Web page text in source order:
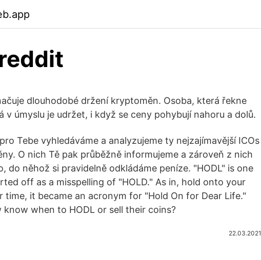
dlouhodobé držení kryptoměn. Osoba, která řekne
v úmyslu je udržet, i když se ceny pohybují nahoru a dolů.
Tebe vyhledáváme a analyzujeme ty nejzajímavější ICOs
O nich Tě pak průběžně informujeme a zároveň z nich
do něhož si pravidelně odkládáme peníze. "HODL" is one
off as a misspelling of "HOLD." As in, hold onto your
time, it became an acronym for "Hold On for Dear Life."
when to HODL or sell their coins?
22.03.2021